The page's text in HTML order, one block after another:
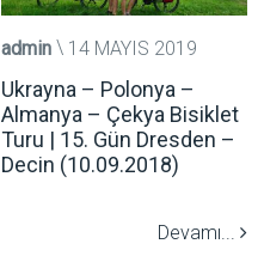
admin 14 MAYIS 2019
Ukrayna – Polonya –
Almanya – Çekya Bisiklet
Turu | 15. Gün Dresden –
Decin (10.09.2018)
Devamı...